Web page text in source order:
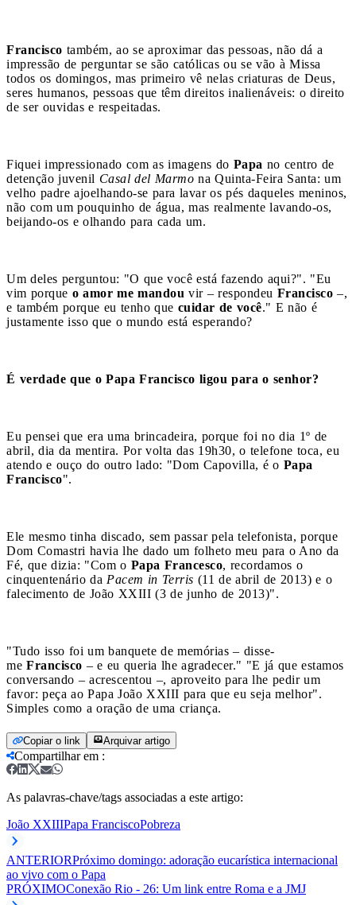
Francisco também, ao se aproximar das pessoas, não dá a
impressão de perguntar se são católicas ou se vão à Missa
todos os domingos, mas primeiro vê nelas criaturas de Deus,
seres humanos, pessoas que têm direitos inalienáveis: o direito
de ser ouvidas e respeitadas.
Fiquei impressionado com as imagens do Papa no centro de
detenção juvenil Casal del Marmo na Quinta-Feira Santa: um
velho padre ajoelhando-se para lavar os pés daqueles meninos,
não com um pouquinho de água, mas realmente lavando-os,
beijando-os e olhando para cada um.
Um deles perguntou: "O que você está fazendo aqui?". "Eu
vim porque o amor me mandou vir – respondeu Francisco –,
e também porque eu tenho que cuidar de você." E não é
justamente isso que o mundo está esperando?
É verdade que o Papa Francisco ligou para o senhor?
Eu pensei que era uma brincadeira, porque foi no dia 1º de
abril, dia da mentira. Por volta das 19h30, o telefone toca, eu
atendo e ouço do outro lado: "Dom Capovilla, é o Papa
Francisco".
Ele mesmo tinha discado, sem passar pela telefonista, porque
Dom Comastri havia lhe dado um folheto meu para o Ano da
Fé, que dizia: "Com o Papa Francesco, recordamos o
cinquentenário da Pacem in Terris (11 de abril de 2013) e o
falecimento de João XXIII (3 de junho de 2013)".
"Tudo isso foi um banquete de memórias – disse-
me Francisco – e eu queria lhe agradecer." "E já que estamos
conversando – acrescentou –, aproveito para lhe pedir um
favor: peça ao Papa João XXIII para que eu seja melhor".
Simples como a oração de uma criança.
Copiar o link Arquivar artigo
Compartilhar em :
As palavras-chave/tags associadas a este artigo:
João XXIIIPapa FranciscoPobreza
ANTERIORPróximo domingo: adoração eucarística internacional
ao vivo com o Papa
PRÓXIMOConexão Rio - 26: Um link entre Roma e a JMJ